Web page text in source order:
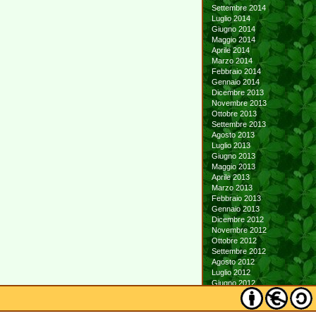
Settembre 2014
Luglio 2014
Giugno 2014
Maggio 2014
Aprile 2014
Marzo 2014
Febbraio 2014
Gennaio 2014
Dicembre 2013
Novembre 2013
Ottobre 2013
Settembre 2013
Agosto 2013
Luglio 2013
Giugno 2013
Maggio 2013
Aprile 2013
Marzo 2013
Febbraio 2013
Gennaio 2013
Dicembre 2012
Novembre 2012
Ottobre 2012
Settembre 2012
Agosto 2012
Luglio 2012
Giugno 2012
Maggio 2012
Aprile 2012